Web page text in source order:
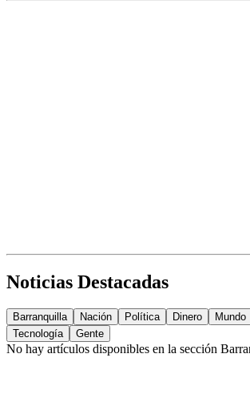
Noticias Destacadas
Barranquilla Nación Política Dinero Mundo
Tecnología
Gente
No hay artículos disponibles en la sección